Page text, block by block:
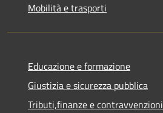
Mobilità e trasporti
Educazione e formazione
Giustizia e sicurezza pubblica
Tributi,finanze e contravvenzioni